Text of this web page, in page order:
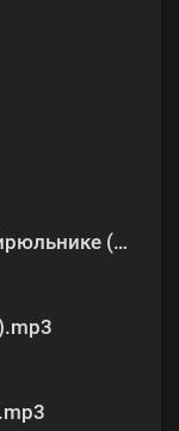
02. Баллада о Бедном Цирюльнике (Ария Бродяги).mp3